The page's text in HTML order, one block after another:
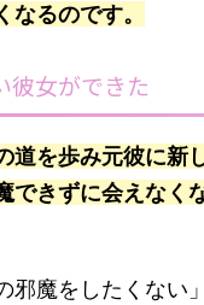
なるのです。
彼女ができた
道を歩み元彼に新
できずに会えなく
邪魔をしたくない